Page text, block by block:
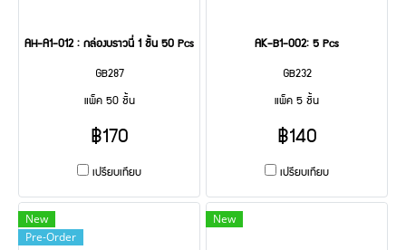
AH-A1-012 : กล่องบราวนี่ 1 ชิ้น 50 Pcs
GB287
แพ็ค 50 ชิ้น
฿170
เปรียบเทียบ
AK-B1-002: 5 Pcs
GB232
แพ็ค 5 ชิ้น
฿140
เปรียบเทียบ
New
Pre-Order
New